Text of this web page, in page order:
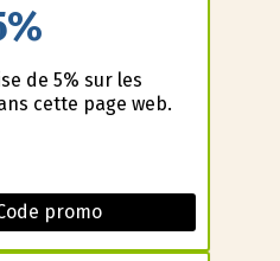
de 5% sur les
cette page web.
promo